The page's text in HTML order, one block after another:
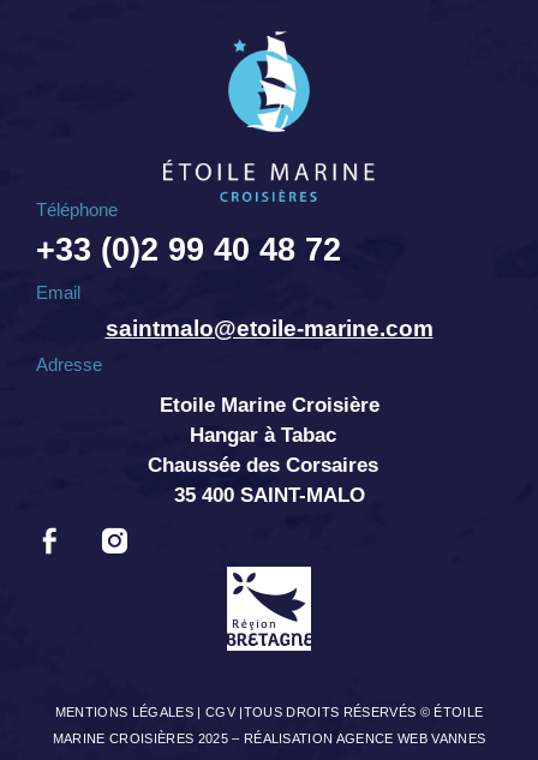
Téléphone
+33 (0)2 99 40 48 72
Email
saintmalo@etoile-marine.com
Adresse
Etoile Marine Croisière
Hangar à Tabac
Chaussée des Corsaires
35 400 SAINT-MALO
MENTIONS LÉGALES |CGV |TOUS DROITS RÉSERVÉS © ÉTOILE
MARINE CROISIÈRES 2025 – RÉALISATION AGENCE WEB VANNES